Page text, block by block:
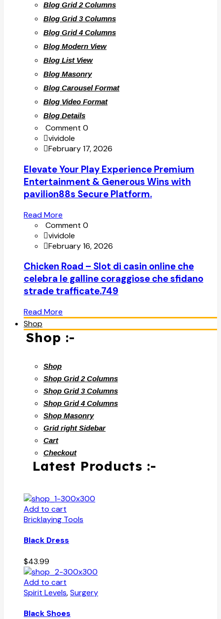
Blog Grid 2 Columns
Blog Grid 3 Columns
Blog Grid 4 Columns
Blog Modern View
Blog List View
Blog Masonry
Blog Carousel Format
Blog Video Format
Blog Details
Comment 0
vividole
February 17, 2026
Elevate Your Play Experience Premium
Entertainment & Generous Wins with
pavilion88s Secure Platform.
Read More
Comment 0
vividole
February 16, 2026
Chicken Road – Slot di casin online che
celebra le galline coraggiose che sfidano
strade trafficate.749
Read More
Shop
Shop :-
Shop
Shop Grid 2 Columns
Shop Grid 3 Columns
Shop Grid 4 Columns
Shop Masonry
Grid right Sidebar
Cart
Checkout
Latest Products :-
Add to cart
Bricklaying Tools
Black Dress
$43.99
Add to cart
Spirit Levels,Surgery
Black Shoes